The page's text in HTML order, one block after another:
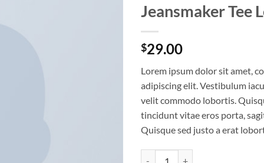
Jeansmaker Tee
$29.00
Lorem ipsum dolor sit amet,
adipiscing elit. Vestibulum
velit commodo lobortis.
tincidunt vitae eros porta,
Quisque sed justo a erat